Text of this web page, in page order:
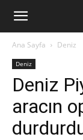
Ana Sayfa Deniz
Deniz
Deniz
aracın